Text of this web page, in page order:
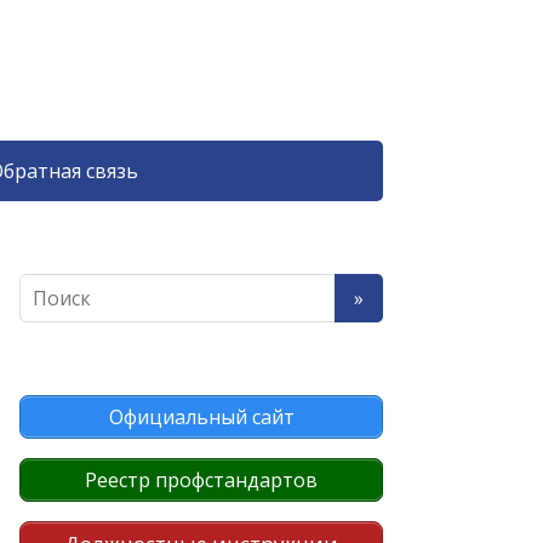
связь
Официальный сайт
Реестр профстандартов